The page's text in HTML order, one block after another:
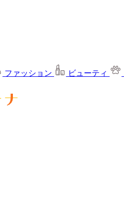
ファッション ビューティ